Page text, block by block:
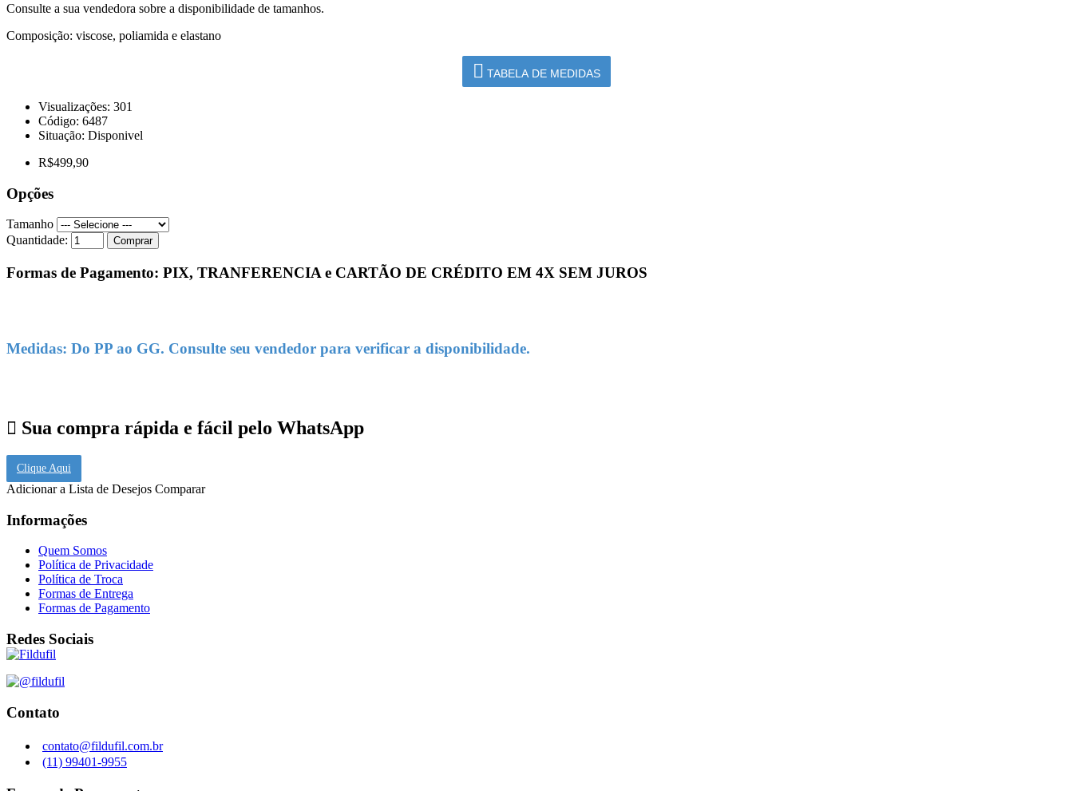
Consulte a sua vendedora sobre a disponibilidade de tamanhos.
Composição: viscose, poliamida e elastano
TABELA DE MEDIDAS
Visualizações: 301
Código: 6487
Situação: Disponivel
R$499,90
Opções
Tamanho
Quantidade:
Comprar
Formas de Pagamento: PIX, TRANFERENCIA e CARTÃO DE CRÉDITO EM 4X SEM JUROS
Medidas: Do PP ao GG. Consulte seu vendedor para verificar a disponibilidade.
Sua compra rápida e fácil pelo WhatsApp
Clique Aqui
Adicionar a Lista de Desejos Comparar
Informações
Quem Somos
Política de Privacidade
Política de Troca
Formas de Entrega
Formas de Pagamento
Redes Sociais
Contato
contato@fildufil.com.br
(11) 99401-9955